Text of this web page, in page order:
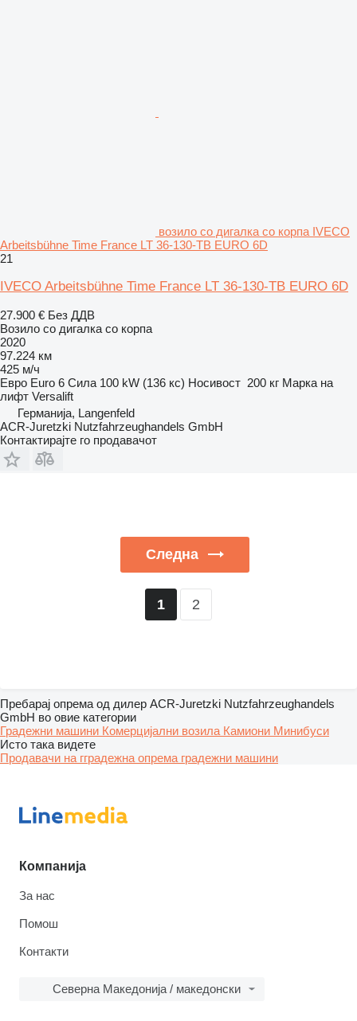
возило со дигалка со корпа IVECO
Arbeitsbühne Time France LT 36-130-TB EURO 6D
21
IVECO Arbeitsbühne Time France LT 36-130-TB EURO 6D
27.900 € Без ДДВ
Возило со дигалка со корпа
2020
97.224 км
425 м/ч
Евро Euro 6 Сила 100 kW (136 кс) Носивост 200 кг Марка на
лифт Versalift
Германија, Langenfeld
ACR-Juretzki Nutzfahrzeughandels GmbH
Контактирајте го продавачот
Следна
1 2
Пребарај опрема од дилер ACR-Juretzki Nutzfahrzeughandels
GmbH во овие категории
Градежни машини Комерцијални возила Камиони Минибуси
Исто така видете
Продавачи на гградежна опрема градежни машини
Компанија
За нас
Помош
Контакти
Северна Македонија / македонски